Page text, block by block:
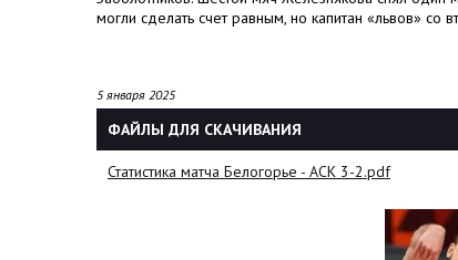
могли сделать счет равным, но капитан «львов»
5 января 2025
ФАЙЛЫ ДЛЯ СКАЧИВАНИЯ
Статистика матча Белогорье - АСК 3-2.pdf